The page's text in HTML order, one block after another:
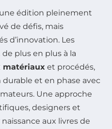
édition pleinement
de défis, mais
d’innovation. Les
plus en plus à la
matériaux et procédés,
et en phase avec
Une approche
designers et
aux livres de